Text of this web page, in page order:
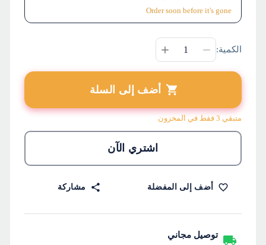
Order soon before it's gone
الكمية:
أضف إلى السلة
متبقي 3 فقط في المخزون
اشتري الآن
أضف إلى المفضلة مشاركة
توصيل مجاني